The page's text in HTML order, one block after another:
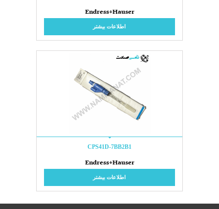
Endress+Hauser
اطلاعات بیشتر
CPS41D-7BB2B1
Endress+Hauser
اطلاعات بیشتر